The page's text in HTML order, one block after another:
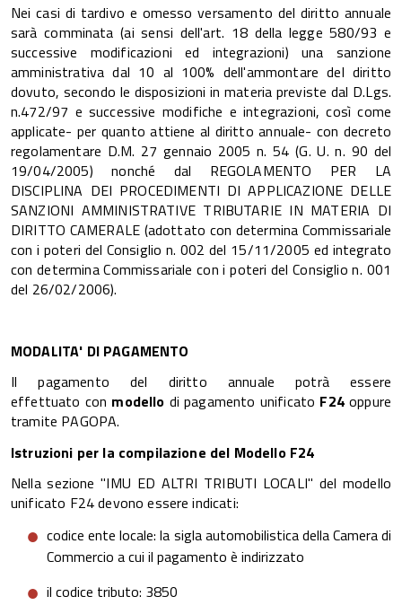
Nei casi di tardivo e omesso versamento del diritto annuale
sarà comminata (ai sensi dell'art. 18 della legge 580/93 e
successive modificazioni ed integrazioni) una sanzione
amministrativa dal 10 al 100% dell'ammontare del diritto
dovuto, secondo le disposizioni in materia previste dal D.Lgs.
n.472/97 e successive modifiche e integrazioni, così come
applicate- per quanto attiene al diritto annuale- con decreto
regolamentare D.M. 27 gennaio 2005 n. 54 (G. U. n. 90 del
19/04/2005) nonché dal REGOLAMENTO PER LA
DISCIPLINA DEI PROCEDIMENTI DI APPLICAZIONE DELLE
SANZIONI AMMINISTRATIVE TRIBUTARIE IN MATERIA DI
DIRITTO CAMERALE (adottato con determina Commissariale
con i poteri del Consiglio n. 002 del 15/11/2005 ed integrato
con determina Commissariale con i poteri del Consiglio n. 001
del 26/02/2006).
MODALITA' DI PAGAMENTO
Il pagamento del diritto annuale potrà essere
effettuato con modello di pagamento unificato F24oppure
tramite PAGOPA.
Istruzioni per la compilazione del Modello F24
Nella sezione "IMU ED ALTRI TRIBUTI LOCALI" del modello
unificato F24 devono essere indicati:
codice ente locale: la sigla automobilistica della Camera di
Commercio a cui il pagamento è indirizzato
il codice tributo: 3850